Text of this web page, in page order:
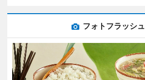
フォトフラッシュ